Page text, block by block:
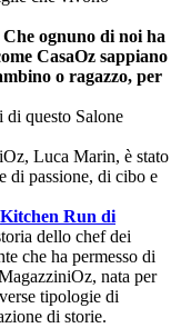
Che ognuno di noi ha
CasaOz sappiano
o ragazzo, per
questo Salone
Luca Marin, è stato
di passione, di cibo e
Kitchen Run di
dello chef dei
che ha permesso di
nata per
tipologie di
di storie.